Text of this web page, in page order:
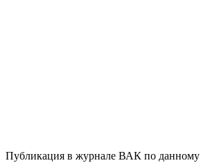
Публикация в журнале ВАК по